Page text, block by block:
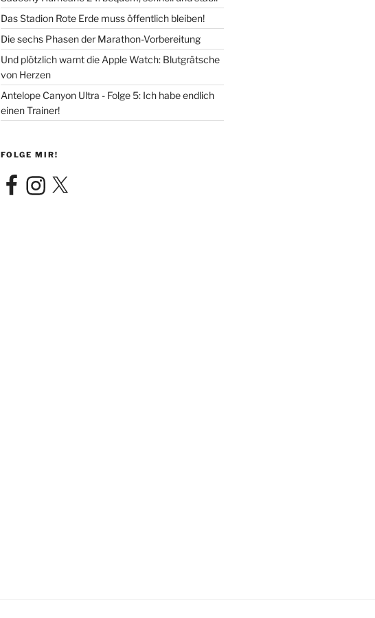
Das Stadion Rote Erde muss öffentlich bleiben!
Die sechs Phasen der Marathon-Vorbereitung
Und plötzlich warnt die Apple Watch: Blutgrätsche
von Herzen
Antelope Canyon Ultra - Folge 5: Ich habe endlich
einen Trainer!
FOLGE MIR!
FacebookInstagram
X